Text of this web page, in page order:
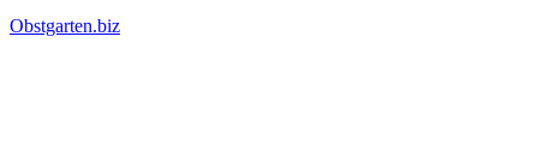
Obstgarten.biz